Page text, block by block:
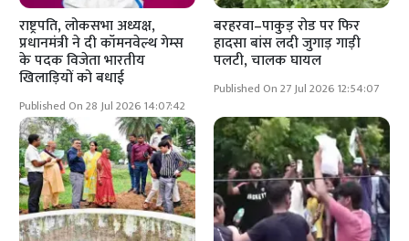
राष्ट्रपति, लोकसभा अध्यक्ष,
प्रधानमंत्री ने दी कॉमनवेल्थ गेम्स
के पदक विजेता भारतीय
खिलाड़ियों को बधाई
Published On 28 Jul 2026 14:07:42
बरहरवा–पाकुड़ रोड पर फिर
हादसा बांस लदी जुगाड़ गाड़ी
पलटी, चालक घायल
Published On 27 Jul 2026 12:54:07